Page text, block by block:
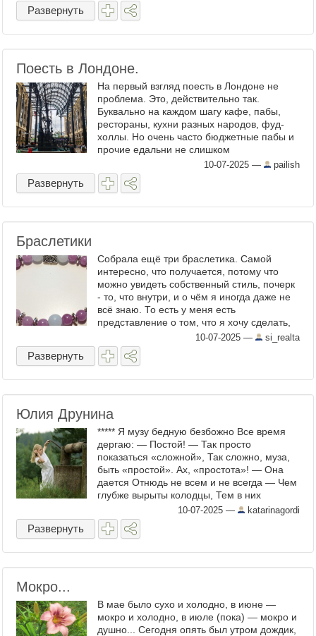
Развернуть
Поесть в Лондоне.
На первый взгляд поесть в Лондоне не
проблема. Это, действительно так.
Буквально на каждом шагу кафе, пабы,
рестораны, кухни разных народов, фуд-
холлы. Но очень часто бюджетные пабы и
прочие едальни не слишком
заморачиваются разнообразием и особым
качеством блюд — голодные туристы все
...
10-07-2025 — pailish
Развернуть
Браслетики
Собрала ещё три браслетика. Самой
интересно, что получается, потому что
можно увидеть собственный стиль, почерк
- то, что внутри, и о чём я иногда даже не
всё знаю. То есть у меня есть
представление о том, что я хочу сделать,
но получиться может не совсем так, а с
какой-то такой ...
10-07-2025 — si_realta
Развернуть
Юлия Друнина
***** Я музу бедную безбожно Все время
дергаю: — Постой! — Так просто
показаться «сложной», Так сложно, муза,
быть «простой». Ах, «простота»! — Она
дается Отнюдь не всем и не всегда — Чем
глубже вырыты колодцы, Тем в них
прозрачнее вода. ...10-07-2025 — katarinagordi
Развернуть
Мокро...
В мае было сухо и холодно, в июне —
мокро и холодно, в июле (пока) — мокро и
душно... Сегодня опять был утром дождик,